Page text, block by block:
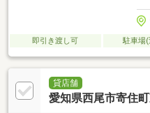
即引き渡し可 駐車場
貸店舗
愛知県西尾市寄住